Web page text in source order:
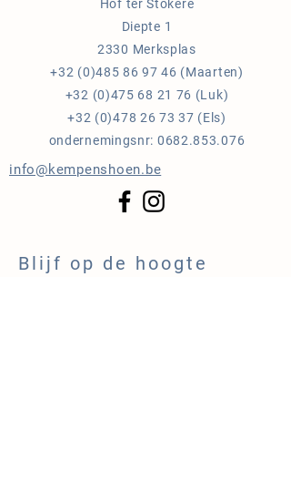
Hof ter Stokere
Diepte 1
2330 Merksplas
+32 (0)485 86 97 46 (Maarten)
+32 (0)475 68 21 76 (Luk)
+32 (0)478 26 73 37 (Els)
ondernemingsnr: 0682.853.076
info@kempenshoen.be
Blijf op de hoogte